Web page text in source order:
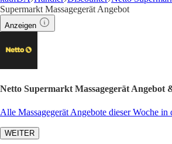
Supermarkt Massagegerät Angebot
Anzeigen
Netto Supermarkt Massagegerät Angebot
Alle Massagegerät Angebote dieser Woche in
WEITER